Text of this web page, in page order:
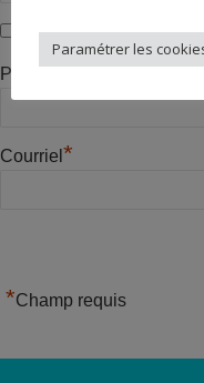
Terms of Service*
Phone *
Courriel *
*Champ requis
Paramétrer les